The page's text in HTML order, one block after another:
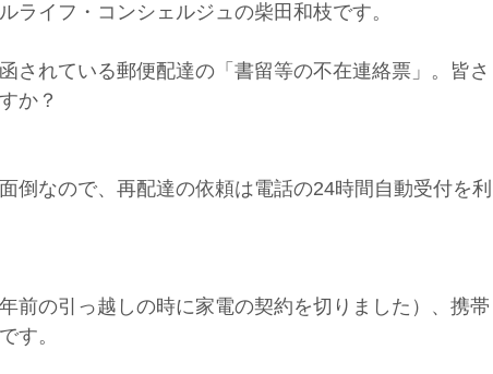
ライフ・コンシェルジュの柴田和枝です。
されている郵便配達の「書留等の不在連絡票」。皆さ
か？
倒なので、再配達の依頼は電話の24時間自動受付を利
前の引っ越しの時に家電の契約を切りました）、携帯
す。